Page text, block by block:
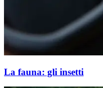
La fauna: gli insetti